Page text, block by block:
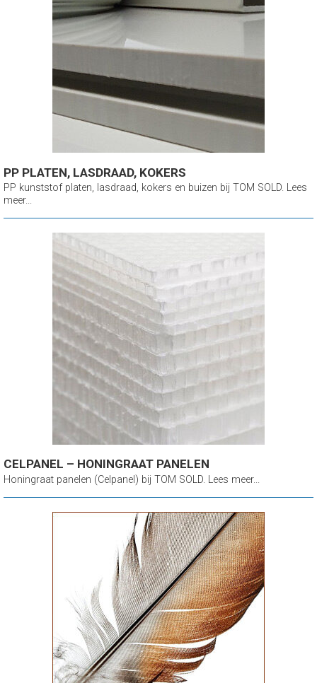
PP PLATEN, LASDRAAD, KOKERS
PP kunststof platen, lasdraad, kokers en buizen bij TOM SOLD. Lees
meer...
CELPANEL – HONINGRAAT PANELEN
Honingraat panelen (Celpanel) bij TOM SOLD. Lees meer...